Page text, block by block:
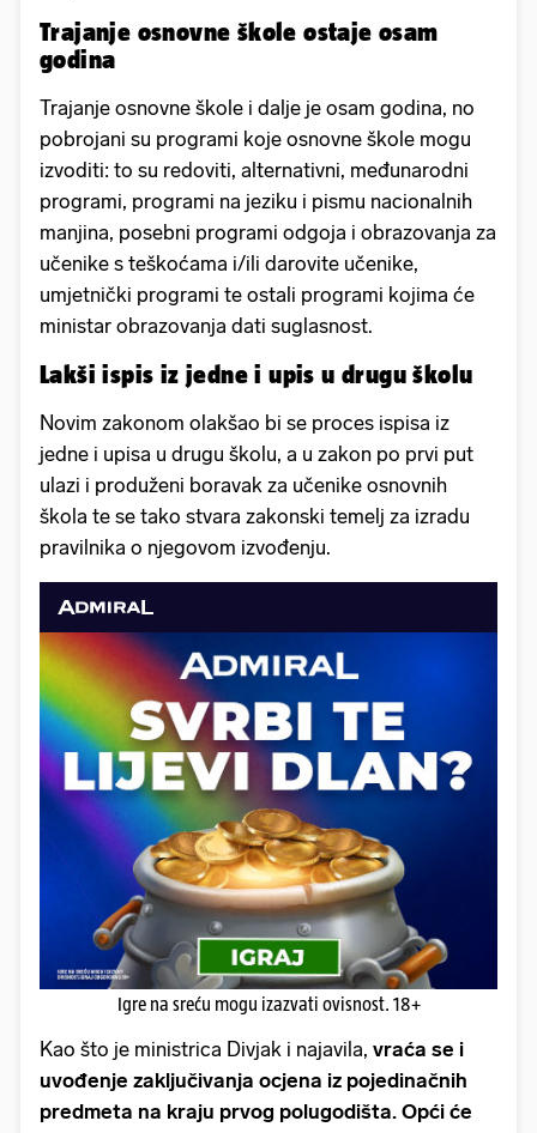
Trajanje osnovne škole ostaje osam
godina
Trajanje osnovne škole i dalje je osam godina, no
pobrojani su programi koje osnovne škole mogu
izvoditi: to su redoviti, alternativni, međunarodni
programi, programi na jeziku i pismu nacionalnih
manjina, posebni programi odgoja i obrazovanja za
učenike s teškoćama i/ili darovite učenike,
umjetnički programi te ostali programi kojima će
ministar obrazovanja dati suglasnost.
Lakši ispis iz jedne i upis u drugu školu
Novim zakonom olakšao bi se proces ispisa iz
jedne i upisa u drugu školu, a u zakon po prvi put
ulazi i produženi boravak za učenike osnovnih
škola te se tako stvara zakonski temelj za izradu
pravilnika o njegovom izvođenju.
Igre na sreću mogu izazvati ovisnost. 18+
Kao što je ministrica Divjak i najavila, vraća se i
uvođenje zaključivanja ocjena iz pojedinačnih
predmeta na kraju prvog polugodišta. Opći će